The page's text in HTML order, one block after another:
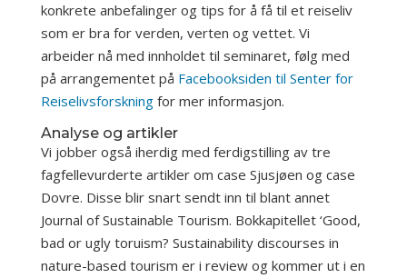
konkrete anbefalinger og tips for å få til et reiseliv
som er bra for verden, verten og vettet. Vi
arbeider nå med innholdet til seminaret, følg med
på arrangementet på Facebooksiden til Senter for
Reiselivsforskningfor mer informasjon.
Analyse og artikler
Vi jobber også iherdig med ferdigstilling av tre
fagfellevurderte artikler om case Sjusjøen og case
Dovre. Disse blir snart sendt inn til blant annet
Journal of Sustainable Tourism. Bokkapitellet ‘Good,
bad or ugly toruism? Sustainability discourses in
nature-based tourism er i review og kommer ut i en